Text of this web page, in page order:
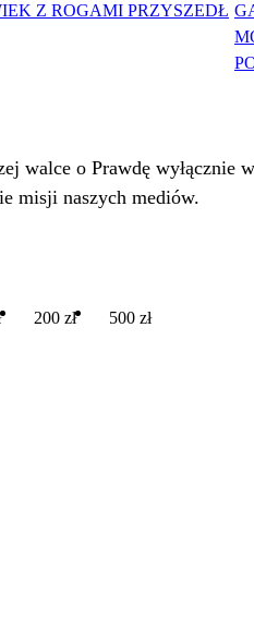
Z ROGAMI PRZYSZEDŁ
walce o Prawdę wyłącznie
misji naszych mediów.
200 zł 500 zł